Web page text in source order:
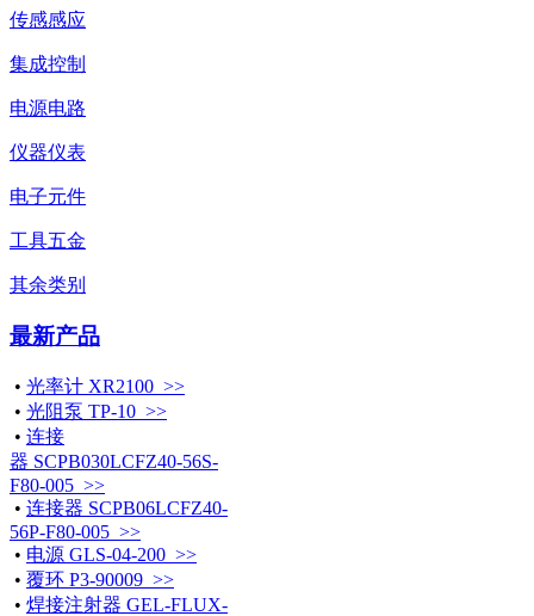
传感感应
集成控制
电源电路
仪器仪表
电子元件
工具五金
其余类别
最新产品
• 光率计 XR2100 >>
• 光阻泵 TP-10 >>
• 连接
器 SCPB030LCFZ40-56S-
F80-005 >>
• 连接器 SCPB06LCFZ40-
56P-F80-005 >>
• 电源 GLS-04-200 >>
• 覆环 P3-90009 >>
• 焊接注射器 GEL-FLUX-